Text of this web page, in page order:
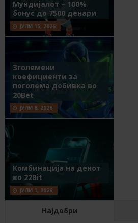
Мундијалот – 100%
бонус до 7500 денари
ЈУЛИ 15, 2026
Зголемени
коефициенти за
поголема добивка во
20Bet
ЈУЛИ 8, 2026
Комбинација на денот
во 22Bit
ЈУЛИ 1, 2026
Најдобри